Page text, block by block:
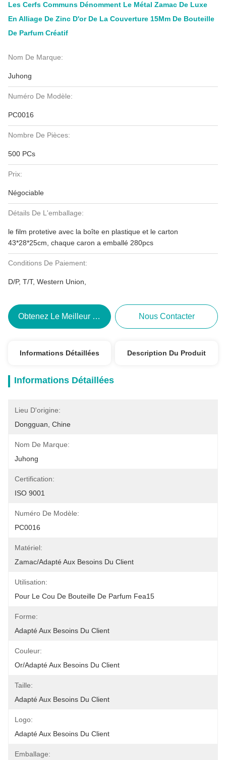
Les Cerfs Communs Dénomment Le Métal Zamac De Luxe
En Alliage De Zinc D'or De La Couverture 15Mm De Bouteille
De Parfum Créatif
Nom De Marque:
Juhong
Numéro De Modèle:
PC0016
Nombre De Pièces:
500 PCs
Prix:
Négociable
Détails De L'emballage:
le film protetive avec la boîte en plastique et le carton
43*28*25cm, chaque caron a emballé 280pcs
Conditions De Paiement:
D/P, T/T, Western Union,
Obtenez Le Meilleur Prix Nous Contacter
Informations Détaillées Description Du Produit
Informations Détaillées
Lieu D'origine:
Dongguan, Chine
Nom De Marque:
Juhong
Certification:
ISO 9001
Numéro De Modèle:
PC0016
Matériel:
Zamac/adapté Aux Besoins Du Client
Utilisation:
Pour Le Cou De Bouteille De Parfum Fea15
Forme:
Adapté Aux Besoins Du Client
Couleur:
Or/adapté Aux Besoins Du Client
Taille:
Adapté Aux Besoins Du Client
Logo:
Adapté Aux Besoins Du Client
Emballage: